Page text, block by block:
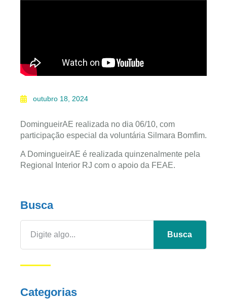
outubro 18, 2024
DomingueirAE realizada no dia 06/10, com
participação especial da voluntária Silmara Bomfim.
A DomingueirAE é realizada quinzenalmente pela
Regional Interior RJ com o apoio da FEAE.
Busca
Busca
Categorias